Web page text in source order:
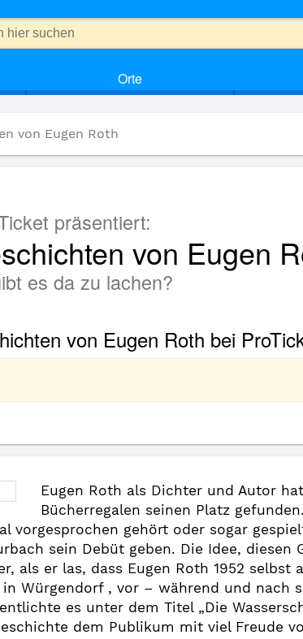
Orte
von Eugen Roth
präsentiert:
von Eugen
es da zu lachen?
von Eugen Roth bei
Eugen Roth als Dichter und Autor
Bücherregalen seinen Platz
vorgesprochen gehört oder sogar
sein Debüt geben. Die Idee, diesen
als er las, dass Eugen Roth 1952
Würgendorf , vor – während und nach
es unter dem Titel „Die
dem Publikum mit viel Freude